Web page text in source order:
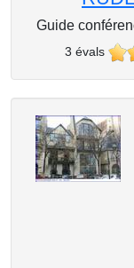
Guide
3 évals